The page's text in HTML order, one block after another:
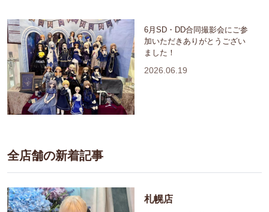
6月SD・DD合同撮影会にご参
加いただきありがとうござい
ました！
2026.06.19
全店舗の新着記事
札幌店